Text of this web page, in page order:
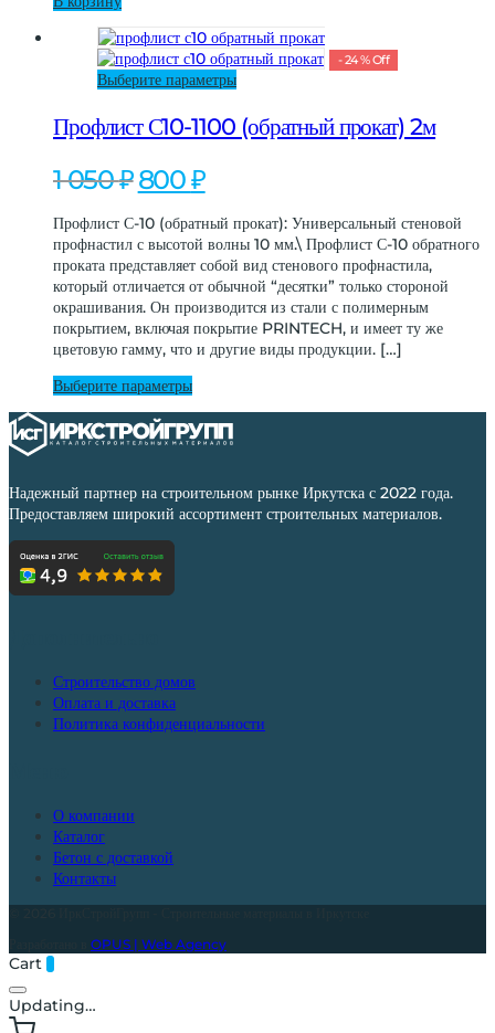
-24%Off
Выберите параметрыЭтот
имеет
несколько
выбрать
на
странице
товара.
Профлист С10-1100 (обратный прокат) 2м
1 050₽ Первоначальная
цена
составляла
1
050 ₽.
800₽Текущая
цена:
Профлист С-10 (обратный прокат): Универсальный стеновой
профнастил с высотой волны 10 мм.\ Профлист С-10 обратного
проката представляет собой вид стенового профнастила,
который отличается от обычной “десятки” только стороной
окрашивания. Он производится из стали с полимерным
покрытием, включая покрытие PRINTECH, и имеет ту же
цветовую гамму, что и другие виды продукции. […]
Выберите параметрыЭтот
имеет
несколько
Опции
можно
Надежный партнер на строительном рынке Иркутска с 2022 года.
Предоставляем широкий ассортимент строительных материалов.
Строительство домов
Оплата и доставка
Политика конфиденциальности
О компании
Каталог
Бетон с доставкой
Контакты
OPUS | Web Agency
Cart
Updating…